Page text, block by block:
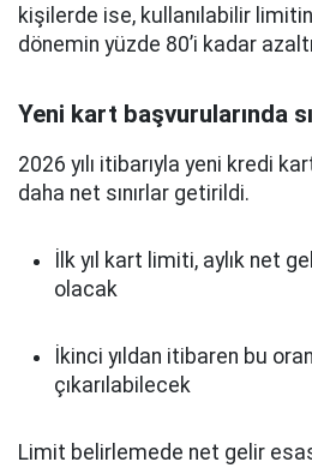
kişilerde ise, kullanılabilir
dönemin yüzde 80’i kadar
Yeni kart başvurularında
2026 yılı itibarıyla yeni kredi
daha net sınırlar getirildi.
İlk yıl kart limiti, aylık net
olacak
İkinci yıldan itibaren bu
çıkarılabilecek
Limit belirlemede net gelir